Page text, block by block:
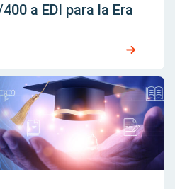
a EDI para la Era